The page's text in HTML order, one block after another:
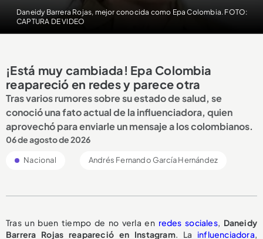
Daneidy Barrera Rojas, mejor conocida como Epa Colombia. FOTO:
CAPTURA DE VIDEO
¡Está muy cambiada! Epa Colombia
reapareció en redes y parece otra
Tras varios rumores sobre su estado de salud, se
conoció una fato actual de la influenciadora, quien
aprovechó para enviarle un mensaje a los colombianos.
06 de agosto de 2026
Nacional Andrés Fernando García Hernández
Tras un buen tiempo de no verla en redes sociales, Daneidy
Barrera Rojas reapareció en Instagram. La influenciadora,